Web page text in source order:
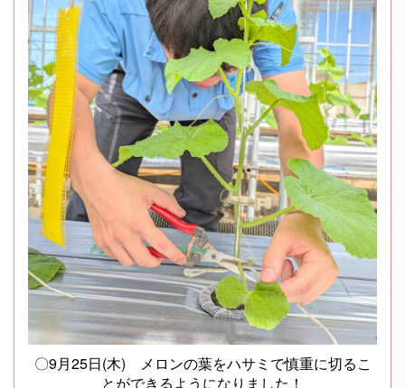
〇9月25日(木) メロンの葉をハサミで慎重に切るこ
とができるようになりました！